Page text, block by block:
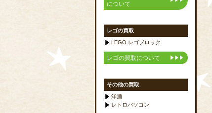
について
レゴの買取
LEGO レゴブロック
レゴの買取について
その他の買取
洋酒
レトロパソコン